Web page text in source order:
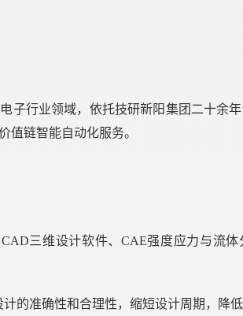
子行业领域，依托技研新阳集团二十余
值链智能自动化服务。
CAD三维设计软件、CAE强度应力与流
的准确性和合理性，缩短设计周期，降